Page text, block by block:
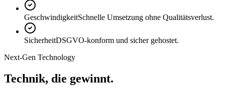
GeschwindigkeitSchnelle Umsetzung ohne Qualitätsverlust.
SicherheitDSGVO-konform und sicher gehostet.
Next-Gen Technology
Technik, die gewinnt.